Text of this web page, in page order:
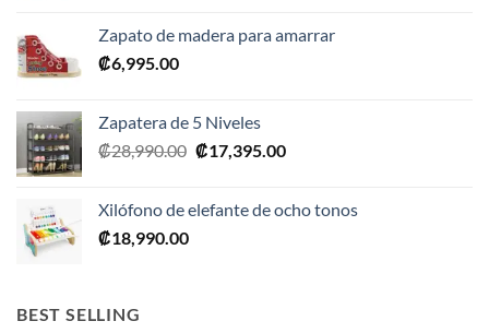
Zapato de madera para amarrar
₡6,995.00
Zapatera de 5 Niveles
₡28,990.00 El
era:
₡17,395.00El
es:
Xilófono de elefante de ocho tonos
₡18,990.00
BEST SELLING